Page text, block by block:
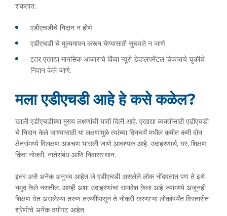
शकतात:
एडीएचडीचे निदान न होणे
एडीएचडी चे मूल्यमापन करून घेण्यासाठी सुचवले न जाणे
इतर एखाद्या मानसिक आजाराचे किंवा न्यूरो डेव्हलपमेंटल विकाराचे चुकीचे
निदान केले जाणे.
मला एडीएचडी आहे हे कसे कळेल?
खाली एडीएचडीच्या मुख्य लक्षणांची यादी दिली आहे. एखाद्या व्यक्तीसाठी एडीएचडी
चे निदान केले जाण्यासाठी या लक्षणांमुळे त्यांच्या दिनचर्ये मधील कमीत कमी दोन
क्षेत्रांमध्ये विलक्षण अडचण भासली जाणे आवश्यक आहे. उदाहरणार्थ, घर, शिक्षण
किंवा नोकरी, नातेसंबंध आणि निवासस्थान.
इतर असे अनेक अनुभव आहेत जे एडीएचडी असलेले लोक नोंदवतात पण ते इथे
नमूद केले नसतील. आम्ही अशा उदाहरणांचा समावेश केला आहे ज्यामध्ये अजूनही
शिक्षण घेत असलेल्या तरुण तरुणींपासून ते नोकरी करणाऱ्या लोकांपर्यंत विस्तारीत
श्रेणीचे अनेक वयोगट आहेत.